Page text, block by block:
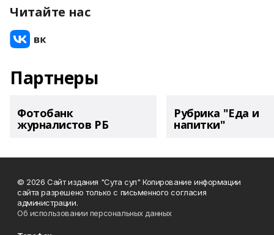
Читайте нас
Партнеры
Фотобанк
журналистов РБ
Рубрика "Еда и
напитки"
© 2026 Сайт издания "Сута сул" Копирование информации
сайта разрешено только с письменного согласия
администрации.
Об использовании персональных данных